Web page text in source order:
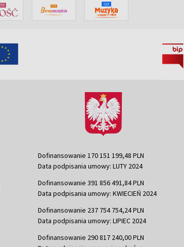
Dofinansowanie 170 151 199,48 PLN
Data podpisania umowy: LUTY 2024
Dofinansowanie 391 856 491,84 PLN
Data podpisania umowy: KWIECIEŃ 2024
Dofinansowanie 237 754 754,24 PLN
Data podpisania umowy: LIPIEC 2024
Dofinansowanie 290 817 240,00 PLN